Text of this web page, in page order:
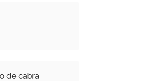
de cabra